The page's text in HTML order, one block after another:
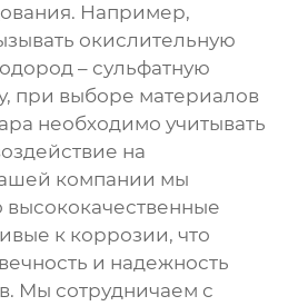
Например,
окислительную
– сульфатную
при выборе материалов
необходимо учитывать
на
компании мы
высококачественные
к коррозии, что
и надежность
. Мы сотрудничаем с